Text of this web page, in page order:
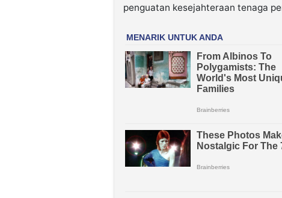
penguatan kesejahteraan tenaga